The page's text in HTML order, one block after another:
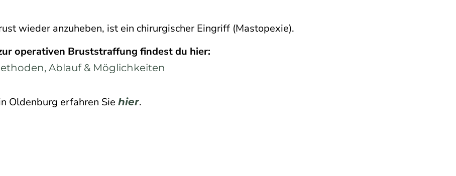
wieder anzuheben, ist ein chirurgischer Eingriff (Mastopexie).
operativen Bruststraffung findest du hier:
Ablauf & Möglichkeiten
Oldenburg erfahren Sie hier.